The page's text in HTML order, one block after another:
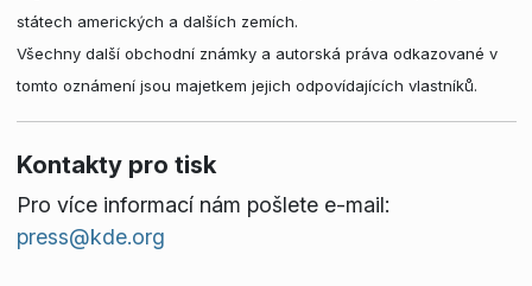
státech amerických a dalších zemích.
Všechny další obchodní známky a autorská práva odkazované v
tomto oznámení jsou majetkem jejich odpovídajících vlastníků.
Kontakty pro tisk
Pro více informací nám pošlete e-mail:
press@kde.org